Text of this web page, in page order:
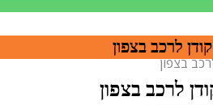
לרכב בצפון
בצפון
לרכב בצפון